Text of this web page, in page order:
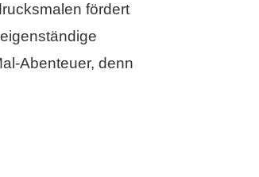
fördert
Abenteuer, denn